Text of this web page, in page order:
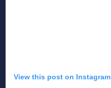
View this post on Instagram